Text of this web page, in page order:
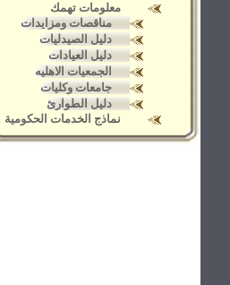
معلومات تهمك
مناقصات ومزايدات
دليل الصيدليات
دليل العيادات
الجمعيات الاهليه
جامعات وكليات
دليل الطوارئ
نماذج الخدمات الحكومية